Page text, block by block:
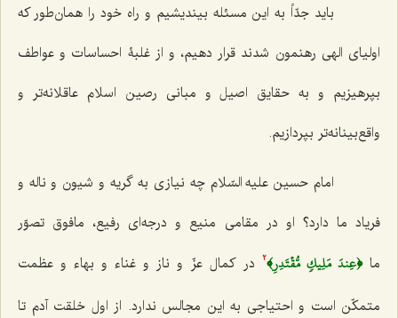
باید جدّاً به این مسئله بیندیشیم و راه خود را همان‌طور که
اولیای الهی رهنمون شدند قرار دهیم، و از غلبۀ احساسات و عواطف
بپرهیزیم و به حقایق اصیل و مبانی رصین اسلام عاقلانه‌تر و
واقع‌بینانه‌تر بپردازیم.
امام حسین علیه السّلام چه نیازی به گریه و شیون و ناله و
فریاد ما دارد؟ او در مقامی منیع و درجه‌ای رفیع، مافوق تصوّر
ما﴿عِندَ مَلِيكٖ مُّقۡتَدِرِ﴾2
در کمال عزّ و ناز و غناء و بهاء و عظمت
متمکّن است و احتیاجی به این مجالس ندارد. از اول خلقت آدم تا